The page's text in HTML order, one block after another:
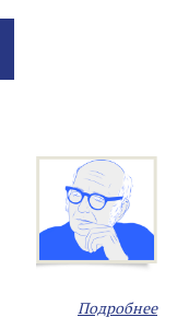
Подробнее